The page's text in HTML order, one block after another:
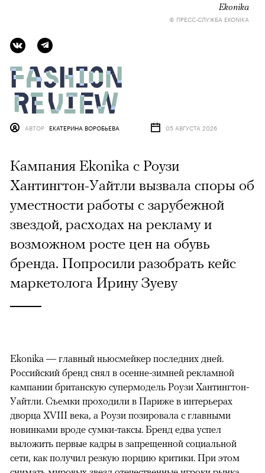
Ekonika
© ПРЕСС-СЛУЖБА EKONIKA
АВТОР ЕКАТЕРИНА ВОРОБЬЕВА 05 АВГУСТА 2026
Кампания Ekonika с Роузи
Хантингтон-Уайтли вызвала споры об
уместности работы с зарубежной
звездой, расходах на рекламу и
возможном росте цен на обувь
бренда. Попросили разобрать кейс
маркетолога Ирину Зуеву
Ekonika — главный ньюсмейкер последних дней.
Российский бренд снял в осенне-зимней рекламной
кампании британскую супермодель Роузи Хантингтон-
Уайтли. Cъемки проходили в Париже в интерьерах
дворца XVIII века, а Роузи позировала с главными
новинками вроде сумки-таксы. Бренд едва успел
выложить первые кадры в запрещенной социальной
сети, как получил резкую порцию критики. При этом